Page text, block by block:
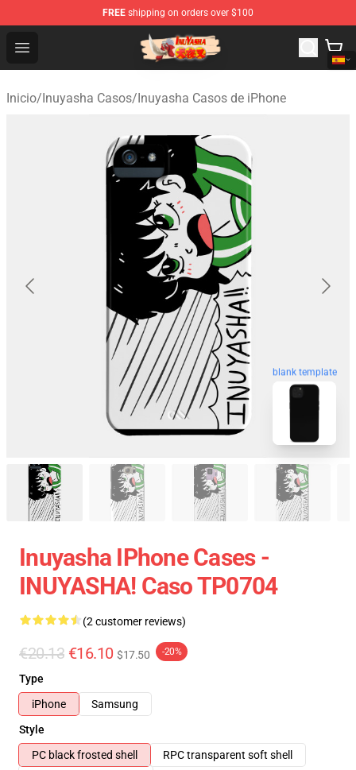
FREE shipping on orders over $100
Open menu
Inuyasha Store - Official Inuyasha Merchandise Shop
Inicio/Inuyasha Casos/Inuyasha Casos de iPhone
blank template
Inuyasha IPhone Cases -
INUYASHA! Caso TP0704
(2 customer reviews)
€20.13 €16.10 $17.50 -20%
Type
iPhone
Samsung
Style
PC black frosted shell
RPC transparent soft shell